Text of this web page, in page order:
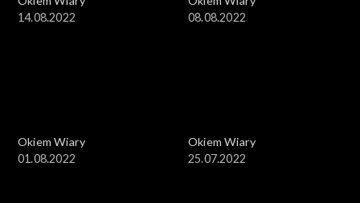
14.08.2022
08.08.2022
Okiem Wiary
01.08.2022
Okiem Wiary
25.07.2022